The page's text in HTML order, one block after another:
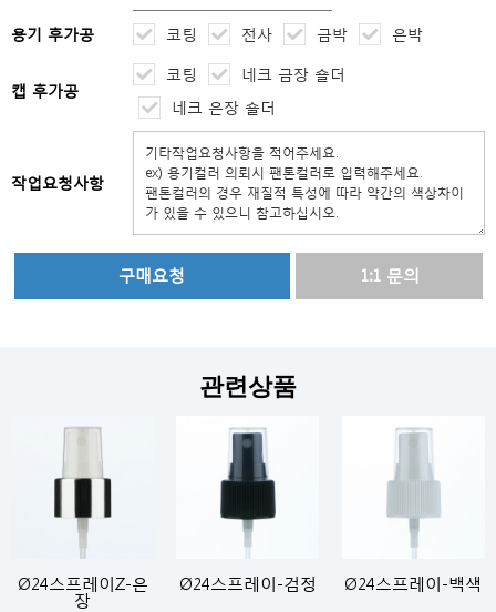
용기 후가공 코팅 전사 금박 은박
캡 후가공
코팅
네크 금장 숄더
네크 은장 숄더
작업요청사항
1:1 문의
관련상품
Ø24스프레이Z-은
장
Ø24스프레이-검정 Ø24스프레이-백색